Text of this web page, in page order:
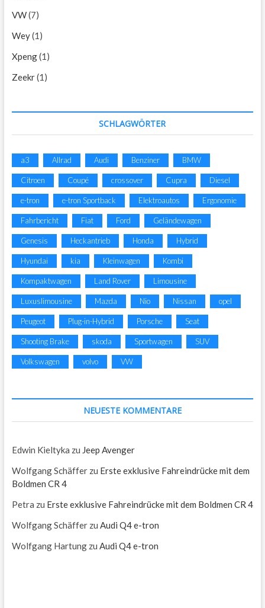
VW(7)
Wey(1)
Xpeng(1)
Zeekr(1)
SCHLAGWÖRTER
a3 Allrad Audi Benziner BMW
Citroen Coupé crossover Cupra Diesel
e-tron e-tron Sportback Elektroautos Ergonomie
Fahrbericht Fiat Ford Geländewagen
Genesis Heckantrieb Honda Hybrid
Hyundai kia Kleinwagen Kombi
Kompaktwagen Land Rover Limousine
Luxuslimousine Mazda Nio Nissan opel
Peugeot Plug-in-Hybrid Porsche Seat
Shooting Brake skoda Sportwagen SUV
Volkswagen volvo VW
NEUESTE KOMMENTARE
Edwin Kieltyka zu Jeep Avenger
Wolfgang Schäfferzu Erste exklusive Fahreindrücke mit dem
Boldmen CR 4
Petra zu Erste exklusive Fahreindrücke mit dem Boldmen CR 4
Wolfgang Schäfferzu Audi Q4 e-tron
Wolfgang Hartungzu Audi Q4 e-tron